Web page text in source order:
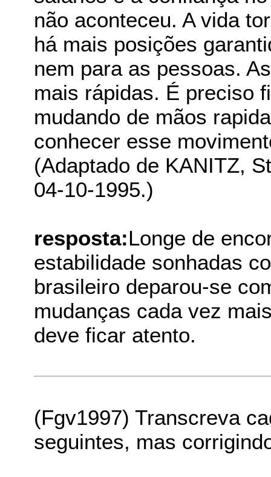
não aconteceu. A vida
há mais posições
nem para as pessoas.
mais rápidas. É preciso
mudando de mãos
conhecer esse
(Adaptado de KANITZ,
04-10-1995.)
resposta:Longe de
estabilidade sonhadas
brasileiro deparou-se
mudanças cada vez
deve ficar atento.
(Fgv1997) Transcreva
seguintes, mas